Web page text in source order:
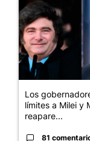
Los
límites a Milei y
reapare...
81